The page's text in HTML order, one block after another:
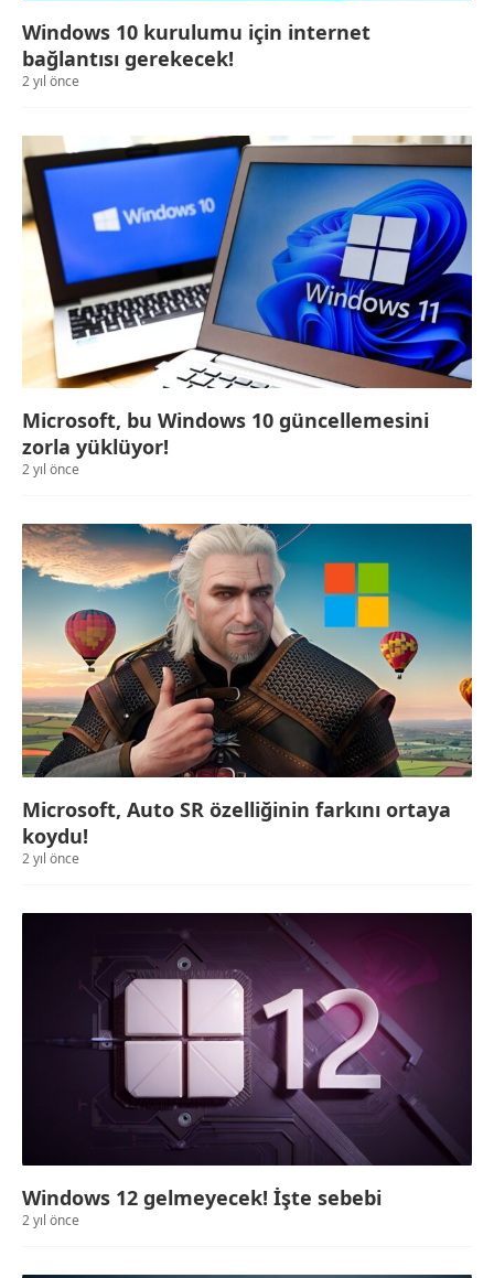
Windows 10 kurulumu için internet
bağlantısı gerekecek!
2 yıl önce
Microsoft, bu Windows 10 güncellemesini
zorla yüklüyor!
2 yıl önce
Microsoft, Auto SR özelliğinin farkını ortaya
koydu!
2 yıl önce
Windows 12 gelmeyecek! İşte sebebi
2 yıl önce